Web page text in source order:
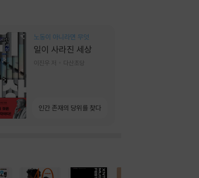
노동이 아니라면 무엇
일이 사라진 세상
이진우 저 다산초당
인간 존재의 당위를 찾다